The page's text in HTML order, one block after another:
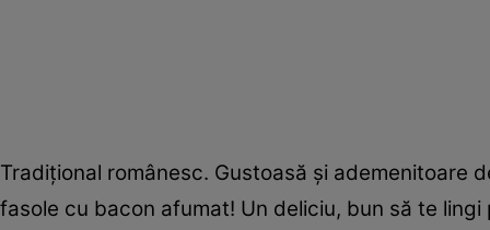
Tradiţional românesc. Gustoasă şi ademenitoare
fasole cu bacon afumat! Un deliciu, bun să te